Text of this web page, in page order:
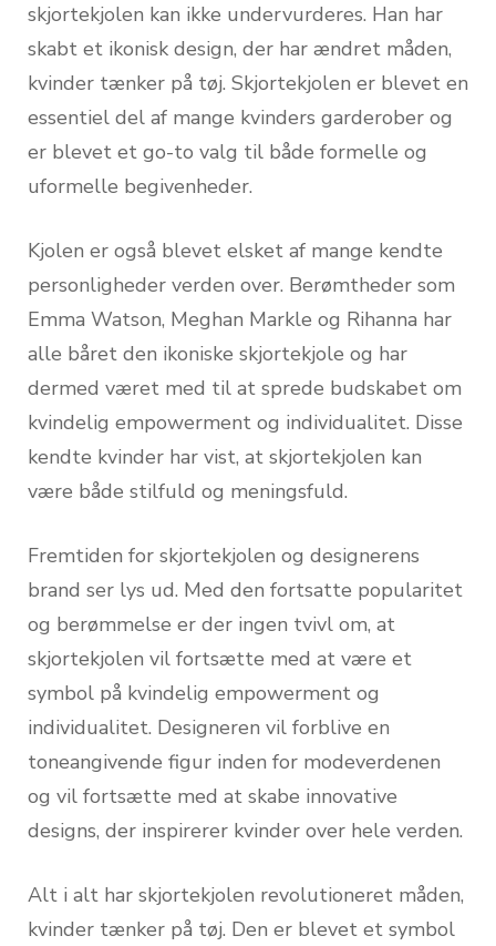
skjortekjolen kan ikke undervurderes. Han har
skabt et ikonisk design, der har ændret måden,
kvinder tænker på tøj. Skjortekjolen er blevet en
essentiel del af mange kvinders garderober og
er blevet et go-to valg til både formelle og
uformelle begivenheder.
Kjolen er også blevet elsket af mange kendte
personligheder verden over. Berømtheder som
Emma Watson, Meghan Markle og Rihanna har
alle båret den ikoniske skjortekjole og har
dermed været med til at sprede budskabet om
kvindelig empowerment og individualitet. Disse
kendte kvinder har vist, at skjortekjolen kan
være både stilfuld og meningsfuld.
Fremtiden for skjortekjolen og designerens
brand ser lys ud. Med den fortsatte popularitet
og berømmelse er der ingen tvivl om, at
skjortekjolen vil fortsætte med at være et
symbol på kvindelig empowerment og
individualitet. Designeren vil forblive en
toneangivende figur inden for modeverdenen
og vil fortsætte med at skabe innovative
designs, der inspirerer kvinder over hele verden.
Alt i alt har skjortekjolen revolutioneret måden,
kvinder tænker på tøj. Den er blevet et symbol